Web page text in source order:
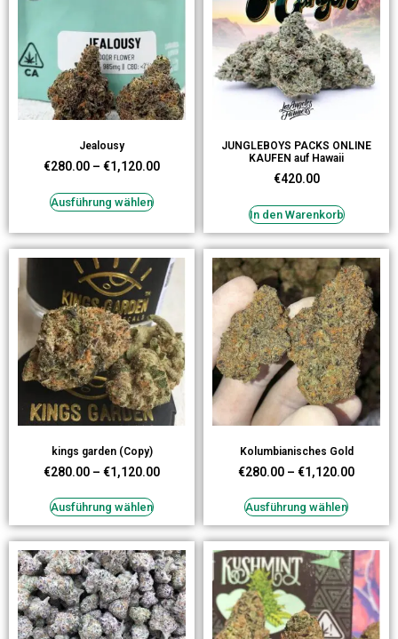
Jealousy
€280.00 – €1,120.00
Ausführung wählen
JUNGLEBOYS PACKS ONLINE
KAUFEN auf Hawaii
€420.00
In den Warenkorb
kings garden (Copy)
€280.00 – €1,120.00
Ausführung wählen
Kolumbianisches Gold
€280.00 – €1,120.00
Ausführung wählen